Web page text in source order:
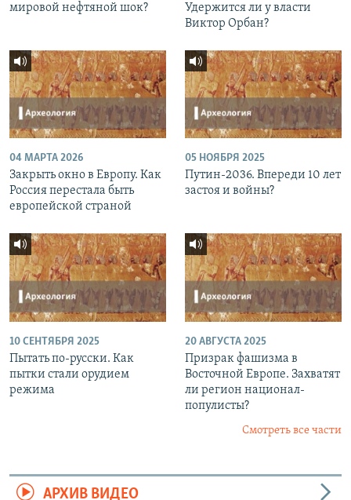
мировой нефтяной шок?
Удержится ли у власти
Виктор Орбан?
04 МАРТА 2026
Закрыть окно в Европу. Как
Россия перестала быть
европейской страной
05 НОЯБРЯ 2025
Путин-2036. Впереди 10 лет
застоя и войны?
10 СЕНТЯБРЯ 2025
Пытать по-русски. Как
пытки стали орудием
режима
20 АВГУСТА 2025
Призрак фашизма в
Восточной Европе. Захватят
ли регион национал-
популисты?
Смотреть все части
АРХИВ ВИДЕО